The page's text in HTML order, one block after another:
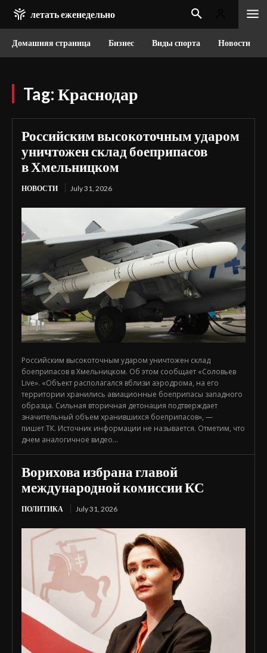
летать еженедельно
Домашняя страница Бизнес Виды спорта Новости
Tag: Краснодар
Российским высокоточным ударом
уничтожен склад боеприпасов
в Хмельницком
НОВОСТИ July 31, 2026
Российским высокоточным ударом уничтожен склад
боеприпасов в Хмельницком. Об этом сообщает «Соловьев
Live». «Объект располагался вблизи аэродрома, на его
территории хранились авиационные боеприпасы западного
образца. Сильная вторичная детонация подтверждает
значительный объем хранившихся боеприпасов», —
пишет ТК. Источник информации не называется. Отметим, что
днем аналогичное видео...
Ворихова избрана главой
международной комиссии КС
ПОЛИТИКА July 31, 2026